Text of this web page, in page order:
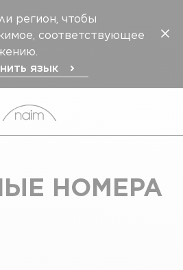
регион, чтобы
соответствующее
язык
НОМЕРА